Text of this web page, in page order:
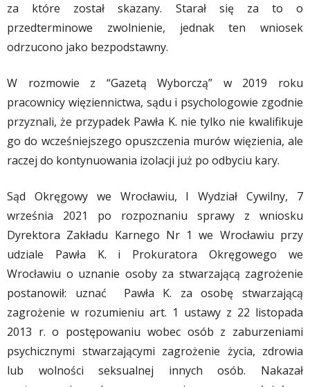
za które został skazany. Starał się za to o
przedterminowe zwolnienie, jednak ten wniosek
odrzucono jako bezpodstawny.
W rozmowie z “Gazetą Wyborczą” w 2019 roku
pracownicy więziennictwa, sądu i psychologowie zgodnie
przyznali, że przypadek Pawła K. nie tylko nie kwalifikuje
go do wcześniejszego opuszczenia murów więzienia, ale
raczej do kontynuowania izolacji już po odbyciu kary.
Sąd Okręgowy we Wrocławiu, I Wydział Cywilny, 7
września 2021 po rozpoznaniu sprawy z wniosku
Dyrektora Zakładu Karnego Nr 1 we Wrocławiu przy
udziale Pawła K. i Prokuratora Okręgowego we
Wrocławiu o uznanie osoby za stwarzającą zagrożenie
postanowił: uznać Pawła K. za osobę stwarzającą
zagrożenie w rozumieniu art. 1 ustawy z 22 listopada
2013 r. o postępowaniu wobec osób z zaburzeniami
psychicznymi stwarzającymi zagrożenie życia, zdrowia
lub wolności seksualnej innych osób. Nakazał